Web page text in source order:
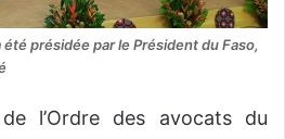
présidée par le Président du Faso,
l’Ordre des avocats du